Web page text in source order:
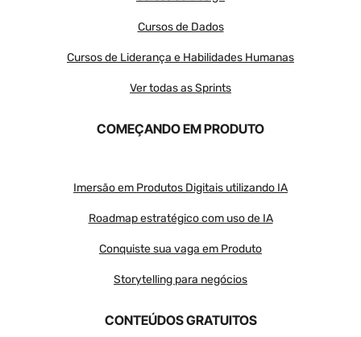
Cursos de Dados
Cursos de Liderança e Habilidades Humanas
Ver todas as Sprints
COMEÇANDO EM PRODUTO
Imersão em Produtos Digitais utilizando IA
Roadmap estratégico com uso de IA
Conquiste sua vaga em Produto
Storytelling para negócios
CONTEÚDOS GRATUITOS